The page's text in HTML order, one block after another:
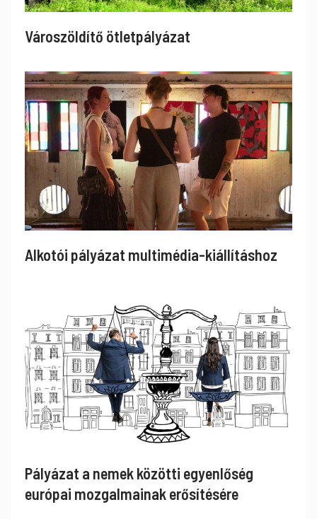
Városzöldítő ötletpályázat
Alkotói pályázat multimédia-kiállításhoz
Pályázat a nemek közötti egyenlőség
európai mozgalmainak erősítésére